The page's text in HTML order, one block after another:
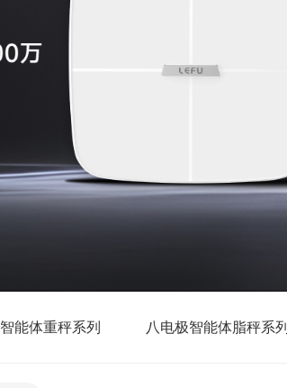
智能体重秤系列 八电极智能体脂秤系列